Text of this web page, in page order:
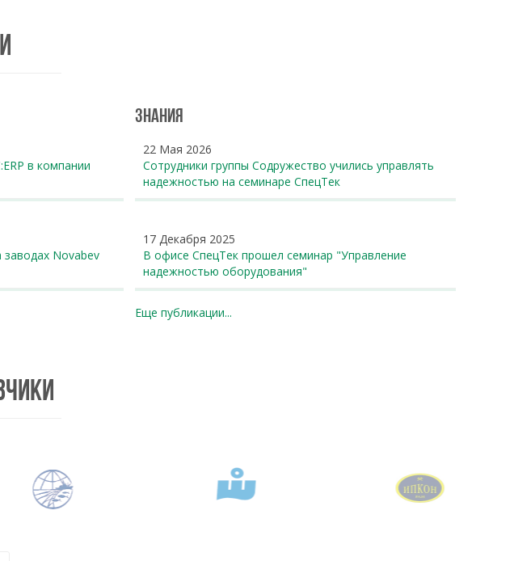
в компании
заводах Novabev
Знания
22 Мая 2026
Сотрудники группы Содружество учились управлять
надежностью на семинаре СпецТек
17 Декабря 2025
В офисе СпецТек прошел семинар "Управление
надежностью оборудования"
Еще публикации...